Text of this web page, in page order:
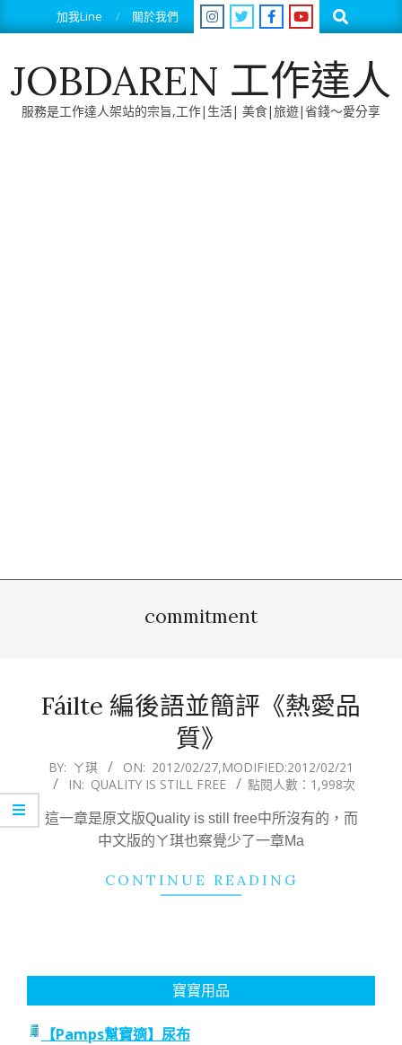
to
加我Line 關於我們 Search
JOBDAREN 工作達人
服務是工作達人架站的宗旨,工作|生活| 美食|旅遊|省錢～愛分享
commitment
Fáilte 編後語並簡評《熱愛品
質》
2012-
02-
27
BY: ㄚ琪 ON: 2012/02/27,MODIFIED:2012/02/21
IN: QUALITY IS STILL FREE 點閱人數：1,998次
這一章是原文版Quality is still free中所沒有的，而
中文版的ㄚ琪也察覺少了一章Ma
CONTINUE READING
寶寶用品
【Pamps幫寶適】尿布